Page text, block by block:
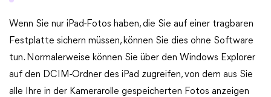
Wenn Sie nur iPad-Fotos haben, die Sie auf einer tragbaren
Festplatte sichern müssen, können Sie dies ohne Software
tun. Normalerweise können Sie über den Windows Explorer
auf den DCIM-Ordner des iPad zugreifen, von dem aus Sie
alle Ihre in der Kamerarolle gespeicherten Fotos anzeigen